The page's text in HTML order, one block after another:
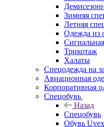
Зимняя
Летняя
Одежда из
Трикотаж
Халаты
Спецодежда на
Авиационная
Корпоративная
Спецобувь
Назад
Спецобувь
Обувь Uvex